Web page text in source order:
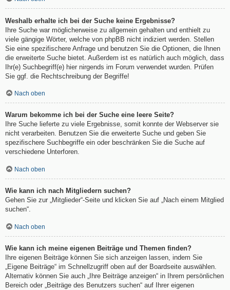
Weshalb erhalte ich bei der Suche keine Ergebnisse?
Ihre Suche war möglicherweise zu allgemein gehalten und enthielt zu
viele gängige Wörter, welche von phpBB nicht indiziert werden. Stellen
Sie eine spezifischere Anfrage und benutzen Sie die Optionen, die Ihnen
die erweiterte Suche bietet. Außerdem ist es natürlich auch möglich, dass
Ihr(e) Suchbegriff(e) hier nirgends im Forum verwendet wurden. Prüfen
Sie ggf. die Rechtschreibung der Begriffe!
Nach oben
Warum bekomme ich bei der Suche eine leere Seite?
Ihre Suche lieferte zu viele Ergebnisse, somit konnte der Webserver sie
nicht verarbeiten. Benutzen Sie die erweiterte Suche und geben Sie
spezifischere Suchbegriffe ein oder beschränken Sie die Suche auf
verschiedene Unterforen.
Nach oben
Wie kann ich nach Mitgliedern suchen?
Gehen Sie zur „Mitglieder“-Seite und klicken Sie auf „Nach einem Mitglied
suchen“.
Nach oben
Wie kann ich meine eigenen Beiträge und Themen finden?
Ihre eigenen Beiträge können Sie sich anzeigen lassen, indem Sie
„Eigene Beiträge“ im Schnellzugriff oben auf der Boardseite auswählen.
Alternativ können Sie auch „Ihre Beiträge anzeigen“ in Ihrem persönlichen
Bereich oder „Beiträge des Benutzers suchen“ auf Ihrer eigenen